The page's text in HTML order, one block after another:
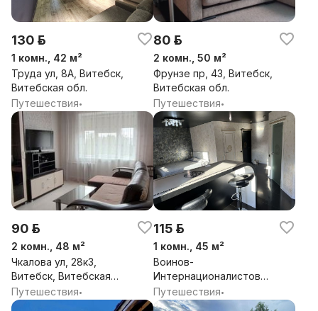
130 р.
1 комн., 42 м²
Труда ул, 8А, Витебск,
Витебская обл.
Путешествия•
80 р.
2 комн., 50 м²
Фрунзе пр, 43, Витебск,
Витебская обл.
Путешествия•
90 р.
2 комн., 48 м²
Чкалова ул, 28к3,
Витебск, Витебская
обл.
Путешествия•
115 р.
1 комн., 45 м²
Воинов-
Интернационалистов
ул, 7, Витебск,
Витебская обл.
Путешествия•